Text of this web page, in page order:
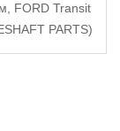
FORD Transit
PARTS)